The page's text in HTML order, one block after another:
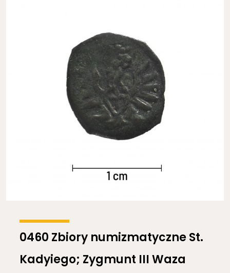
0460 Zbiory numizmatyczne St.
Kadyiego; Zygmunt III Waza